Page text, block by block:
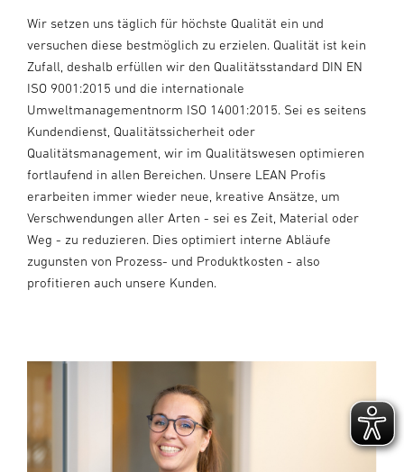
Wir setzen uns täglich für höchste Qualität ein und
versuchen diese bestmöglich zu erzielen. Qualität ist kein
Zufall, deshalb erfüllen wir den Qualitätsstandard DIN EN
ISO 9001:2015 und die internationale
Umweltmanagementnorm ISO 14001:2015. Sei es seitens
Kundendienst, Qualitätssicherheit oder
Qualitätsmanagement, wir im Qualitätswesen optimieren
fortlaufend in allen Bereichen. Unsere LEAN Profis
erarbeiten immer wieder neue, kreative Ansätze, um
Verschwendungen aller Arten - sei es Zeit, Material oder
Weg - zu reduzieren. Dies optimiert interne Abläufe
zugunsten von Prozess- und Produktkosten - also
profitieren auch unsere Kunden.